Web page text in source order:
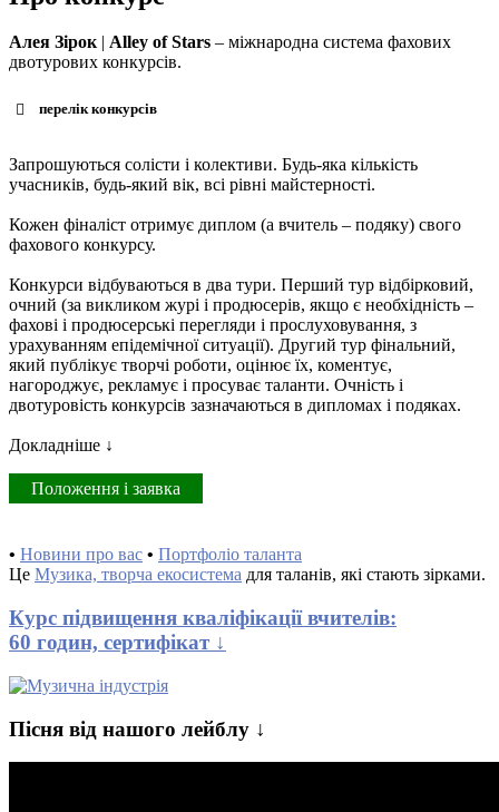
Алея Зірок| Alley of Stars – міжнародна система фахових
двотурових конкурсів.
перелік конкурсів
Запрошуються солісти і колективи. Будь-яка кількість
учасників, будь-який вік, всі рівні майстерності.
Кожен фіналіст отримує диплом (а вчитель – подяку) свого
фахового конкурсу.
Конкурси відбуваються в два тури. Перший тур відбірковий,
очний (за викликом журі і продюсерів, якщо є необхідність –
фахові і продюсерські перегляди і прослуховування, з
урахуванням епідемічної ситуації). Другий тур фінальний,
який публікує творчі роботи, оцінює їх, коментує,
нагороджує, рекламує і просуває таланти. Очність і
двотуровість конкурсів зазначаються в дипломах і подяках.
Докладніше ↓
Положення і заявка
• Новини про вас • Портфоліо таланта
Це Музика, творча екосистема для таланів, які стають зірками.
Курс підвищення кваліфікації вчителів:
60 годин, сертифікат ↓
Пісня від нашого лейблу ↓